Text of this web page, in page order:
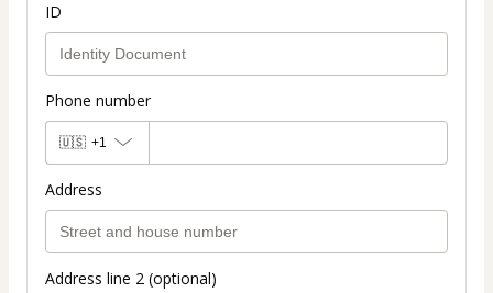
ID
Phone number
🇺🇸 +1
Address
Address line 2 (optional)